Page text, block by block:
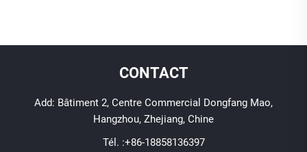
CONTACT
Add: Bâtiment 2, Centre Commercial Dongfang Mao,
Hangzhou, Zhejiang, Chine
Tél. :+86-18858136397